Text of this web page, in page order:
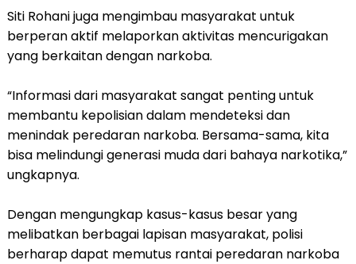
Siti Rohani juga mengimbau masyarakat untuk
berperan aktif melaporkan aktivitas mencurigakan
yang berkaitan dengan narkoba.
“Informasi dari masyarakat sangat penting untuk
membantu kepolisian dalam mendeteksi dan
menindak peredaran narkoba. Bersama-sama, kita
bisa melindungi generasi muda dari bahaya narkotika,”
ungkapnya.
Dengan mengungkap kasus-kasus besar yang
melibatkan berbagai lapisan masyarakat, polisi
berharap dapat memutus rantai peredaran narkoba